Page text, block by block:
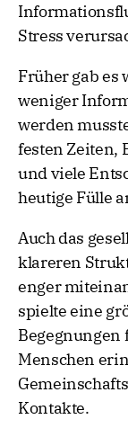
Stress
Früher gab
weniger
werden
festen Zeiten,
und viele
heutige Fülle
Auch das
klareren
enger
spielte eine
Begegnungen
Menschen
Kontakte.